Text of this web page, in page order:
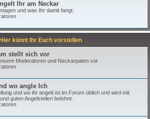
Ihr am Neckar
und was Ihr damit fangt.
könnt Ihr Euch vorstellen
stellt sich vor
Moderatoren und Neckarpaten vor
wo angle Ich
und wo ihr angelt ist im Forum üblich und wird mit
guten Angelstellen belohnt.